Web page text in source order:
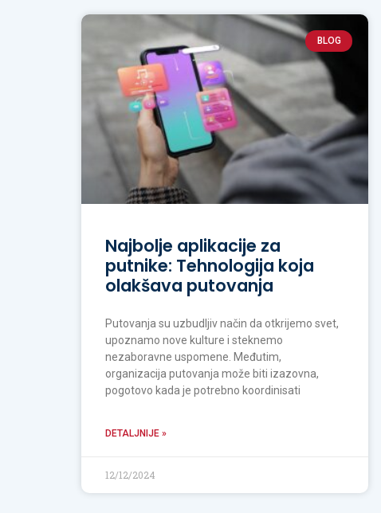
BLOG
Najbolje aplikacije za
putnike: Tehnologija koja
olakšava putovanja
Putovanja su uzbudljiv način da otkrijemo svet,
upoznamo nove kulture i steknemo
nezaboravne uspomene. Međutim,
organizacija putovanja može biti izazovna,
pogotovo kada je potrebno koordinisati
DETALJNIJE »
12/12/2024